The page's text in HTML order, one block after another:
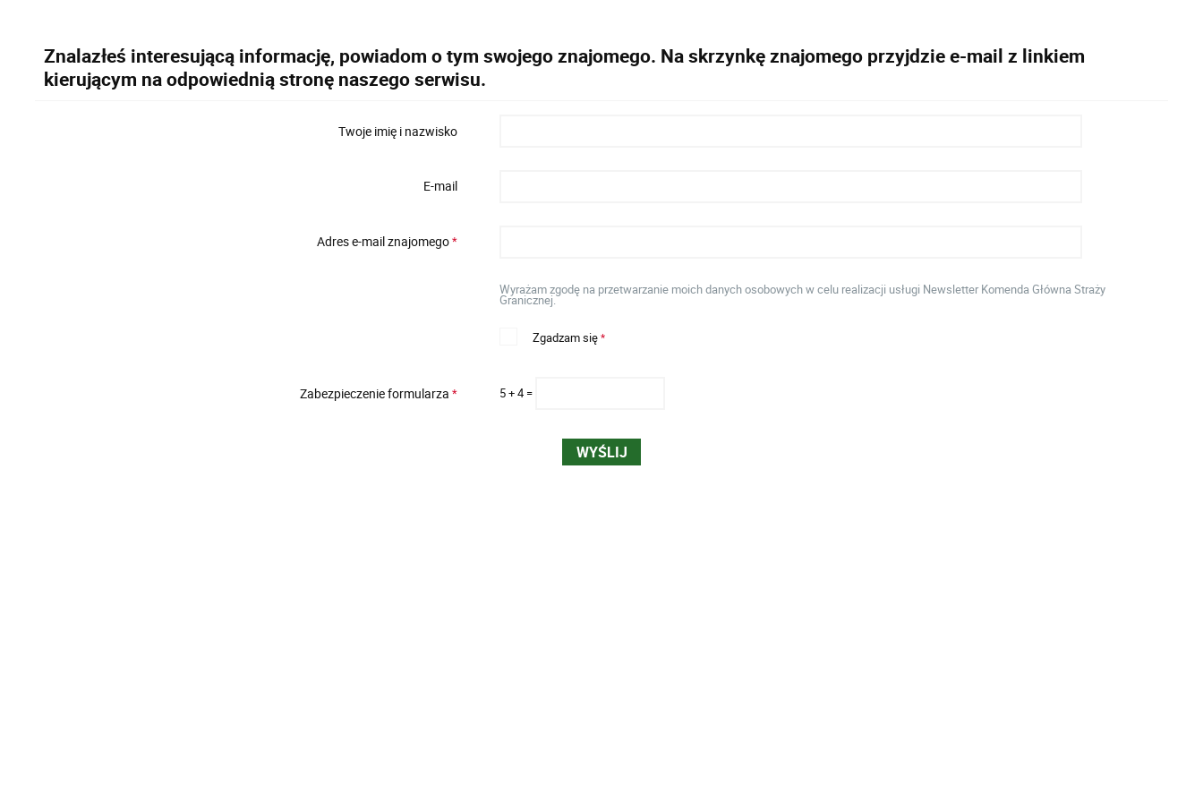
Znalazłeś interesującą informację, powiadom o tym swojego znajomego. Na skrzynkę znajomego przyjdzie e-mail z linkiem
kierującym na odpowiednią stronę naszego serwisu.
Twoje imię i nazwisko
E-mail
Adres e-mail znajomego*
Wyrażam zgodę na przetwarzanie moich danych osobowych w celu realizacji usługi Newsletter Komenda Główna Straży
Granicznej.
Zgadzam się*
Zabezpieczenie formularza * 5 + 4 =